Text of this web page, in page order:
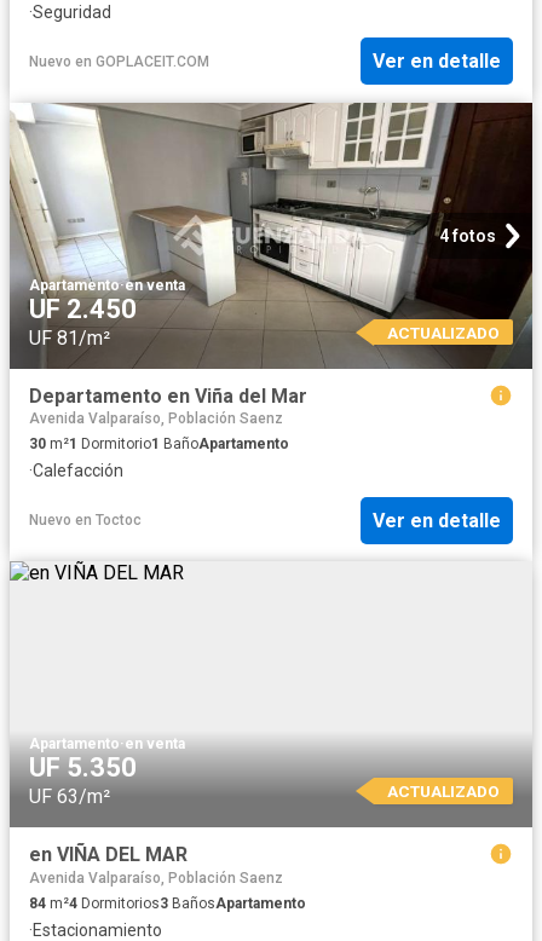
·Seguridad
Nuevo en GOPLACEIT.COM Ver en detalle
4 fotos
Apartamento·en venta
UF 2.450
UF 81/m² ACTUALIZADO
Departamento en Viña del Mar
Avenida Valparaíso, Población Saenz
30 m²1 Dormitorio1 BañoApartamento
·Calefacción
Nuevo en Toctoc Ver en detalle
Apartamento·en venta
UF 5.350
UF 63/m² ACTUALIZADO
en VIÑA DEL MAR
Avenida Valparaíso, Población Saenz
84 m²4 Dormitorios3 BañosApartamento
·Estacionamiento